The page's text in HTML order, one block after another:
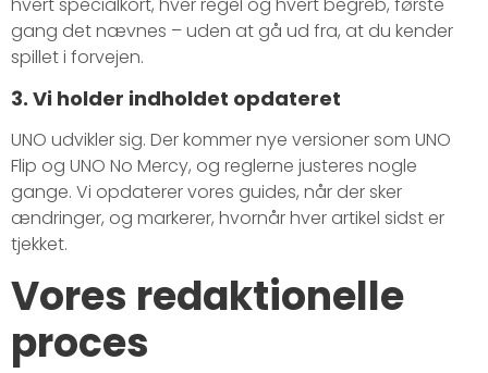
hvert specialkort, hver regel og hvert begreb, første
gang det nævnes – uden at gå ud fra, at du kender
spillet i forvejen.
3. Vi holder indholdet opdateret
UNO udvikler sig. Der kommer nye versioner som UNO
Flip og UNO No Mercy, og reglerne justeres nogle
gange. Vi opdaterer vores guides, når der sker
ændringer, og markerer, hvornår hver artikel sidst er
tjekket.
Vores redaktionelle
proces